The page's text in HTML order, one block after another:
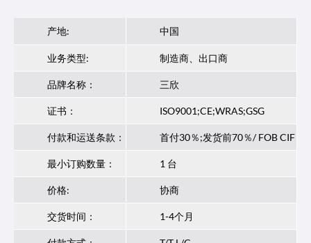
产地: 中国
业务类型: 制造商、出口商
品牌名称： 三欣
证书： ISO9001;CE;WRAS;GSG
付款和运送条款： 首付30％;发货前70％/ FOB CIF
最小订购数量： 1 台
价格: 协商
交货时间： 1-4个月